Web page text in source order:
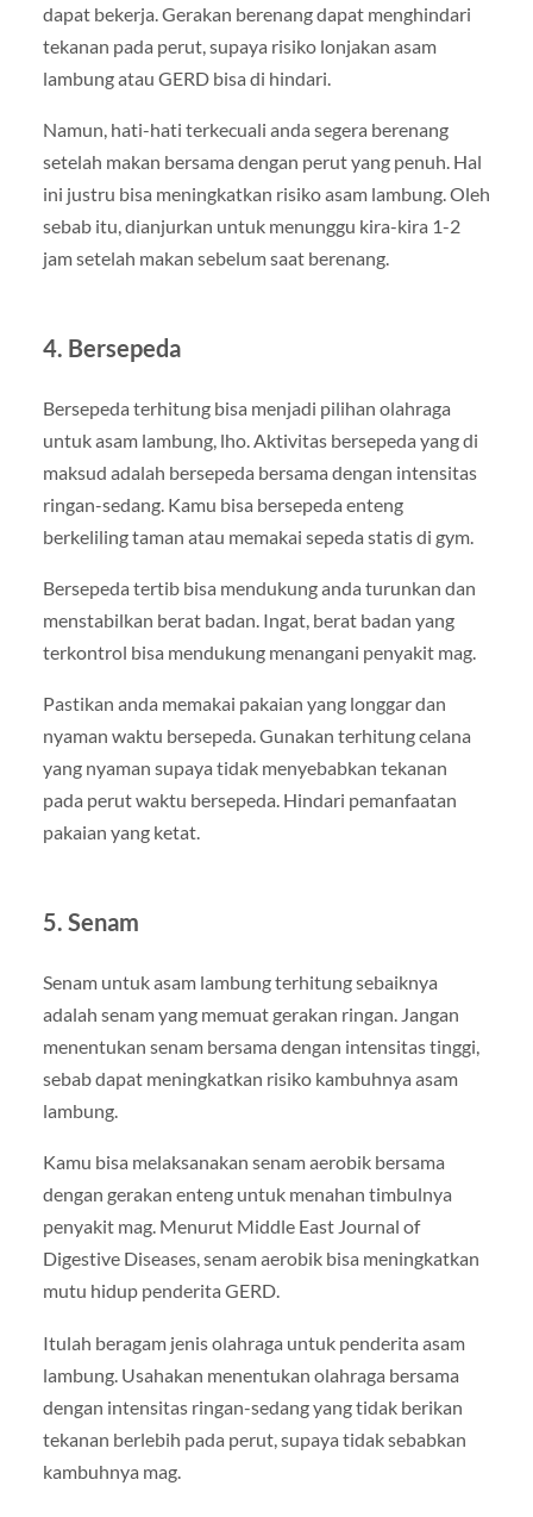
dapat bekerja. Gerakan berenang dapat menghindari
tekanan pada perut, supaya risiko lonjakan asam
lambung atau GERD bisa di hindari.
Namun, hati-hati terkecuali anda segera berenang
setelah makan bersama dengan perut yang penuh. Hal
ini justru bisa meningkatkan risiko asam lambung. Oleh
sebab itu, dianjurkan untuk menunggu kira-kira 1-2
jam setelah makan sebelum saat berenang.
4. Bersepeda
Bersepeda terhitung bisa menjadi pilihan olahraga
untuk asam lambung, lho. Aktivitas bersepeda yang di
maksud adalah bersepeda bersama dengan intensitas
ringan-sedang. Kamu bisa bersepeda enteng
berkeliling taman atau memakai sepeda statis di gym.
Bersepeda tertib bisa mendukung anda turunkan dan
menstabilkan berat badan. Ingat, berat badan yang
terkontrol bisa mendukung menangani penyakit mag.
Pastikan anda memakai pakaian yang longgar dan
nyaman waktu bersepeda. Gunakan terhitung celana
yang nyaman supaya tidak menyebabkan tekanan
pada perut waktu bersepeda. Hindari pemanfaatan
pakaian yang ketat.
5. Senam
Senam untuk asam lambung terhitung sebaiknya
adalah senam yang memuat gerakan ringan. Jangan
menentukan senam bersama dengan intensitas tinggi,
sebab dapat meningkatkan risiko kambuhnya asam
lambung.
Kamu bisa melaksanakan senam aerobik bersama
dengan gerakan enteng untuk menahan timbulnya
penyakit mag. Menurut Middle East Journal of
Digestive Diseases, senam aerobik bisa meningkatkan
mutu hidup penderita GERD.
Itulah beragam jenis olahraga untuk penderita asam
lambung. Usahakan menentukan olahraga bersama
dengan intensitas ringan-sedang yang tidak berikan
tekanan berlebih pada perut, supaya tidak sebabkan
kambuhnya mag.